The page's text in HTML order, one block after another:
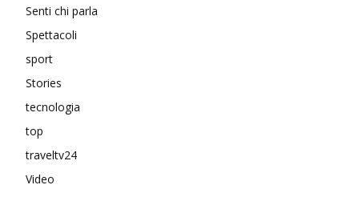
Senti chi parla
Spettacoli
sport
Stories
tecnologia
top
traveltv24
Video